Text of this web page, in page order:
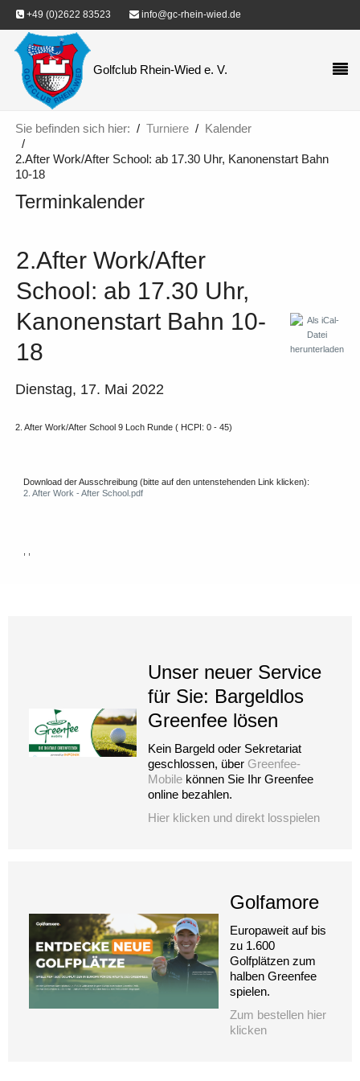
+49 (0)2622 83523 info@gc-rhein-wied.de
Golfclub Rhein-Wied e. V.
Sie befinden sich hier: Turniere Kalender
2.After Work/After School: ab 17.30 Uhr, Kanonenstart Bahn
10-18
Terminkalender
2.After Work/After
School: ab 17.30 Uhr,
Kanonenstart Bahn 10-
18
Dienstag, 17. Mai 2022
2. After Work/After School 9 Loch Runde ( HCPI: 0 - 45)
Download der Ausschreibung (bitte auf den untenstehenden Link klicken):
2. After Work - After School.pdf
, ,
Unser neuer Service
für Sie: Bargeldlos
Greenfee lösen
Kein Bargeld oder Sekretariat
geschlossen, über Greenfee-
Mobile können Sie Ihr Greenfee
online bezahlen.
Hier klicken und direkt losspielen
Golfamore
Europaweit auf bis
zu 1.600
Golfplätzen zum
halben Greenfee
spielen.
Zum bestellen hier
klicken